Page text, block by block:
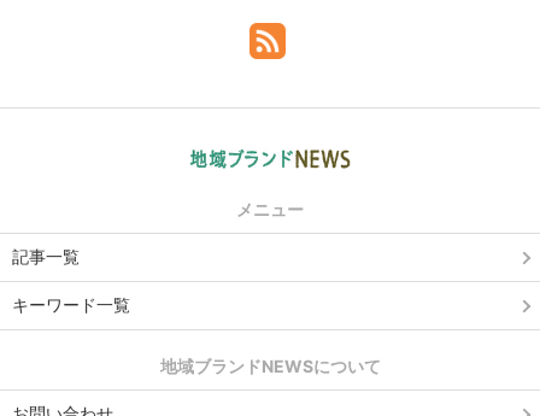
メニュー
記事一覧
キーワード一覧
地域ブランドNEWSについて